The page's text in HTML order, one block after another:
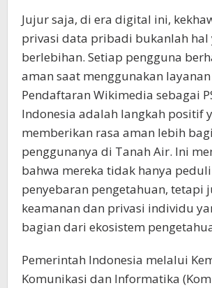
Jujur saja, di era digital ini,
privasi data pribadi bukanlah hal
berlebihan. Setiap pengguna
aman saat menggunakan
Pendaftaran Wikimedia sebagai
Indonesia adalah langkah positif
memberikan rasa aman lebih
penggunanya di Tanah Air. Ini
bahwa mereka tidak hanya
penyebaran pengetahuan, tetapi
keamanan dan privasi individu
bagian dari ekosistem
Pemerintah Indonesia melalui
Komunikasi dan Informatika